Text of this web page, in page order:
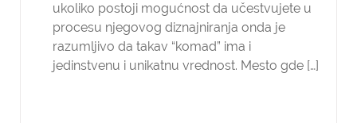
ukoliko postoji mogućnost da učestvujete u
procesu njegovog diznajniranja onda je
razumljivo da takav “komad” ima i
jedinstvenu i unikatnu vrednost. Mesto gde […]